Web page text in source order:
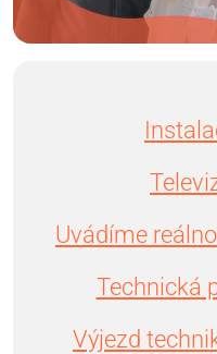
Uvádíme
Technická
Výjezd